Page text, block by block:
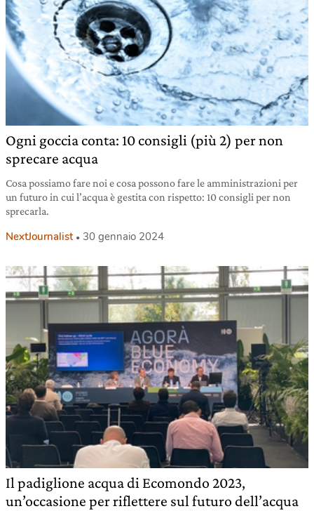
Ogni goccia conta: 10 consigli (più 2) per non
sprecare acqua
Cosa possiamo fare noi e cosa possono fare le amministrazioni per
un futuro in cui l’acqua è gestita con rispetto: 10 consigli per non
sprecarla.
NextJournalist 30 gennaio 2024
Il padiglione acqua di Ecomondo 2023,
un’occasione per riflettere sul futuro dell’acqua